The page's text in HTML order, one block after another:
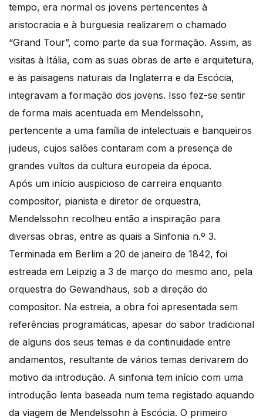
tempo, era normal os jovens pertencentes à
aristocracia e à burguesia realizarem o chamado
“Grand Tour”, como parte da sua formação. Assim, as
visitas à Itália, com as suas obras de arte e arquitetura,
e às paisagens naturais da Inglaterra e da Escócia,
integravam a formação dos jovens. Isso fez-se sentir
de forma mais acentuada em Mendelssohn,
pertencente a uma família de intelectuais e banqueiros
judeus, cujos salões contaram com a presença de
grandes vultos da cultura europeia da época.
Após um início auspicioso de carreira enquanto
compositor, pianista e diretor de orquestra,
Mendelssohn recolheu então a inspiração para
diversas obras, entre as quais a Sinfonia n.º 3.
Terminada em Berlim a 20 de janeiro de 1842, foi
estreada em Leipzig a 3 de março do mesmo ano, pela
orquestra do Gewandhaus, sob a direção do
compositor. Na estreia, a obra foi apresentada sem
referências programáticas, apesar do sabor tradicional
de alguns dos seus temas e da continuidade entre
andamentos, resultante de vários temas derivarem do
motivo da introdução. A sinfonia tem início com uma
introdução lenta baseada num tema registado aquando
da viagem de Mendelssohn à Escócia. O primeiro